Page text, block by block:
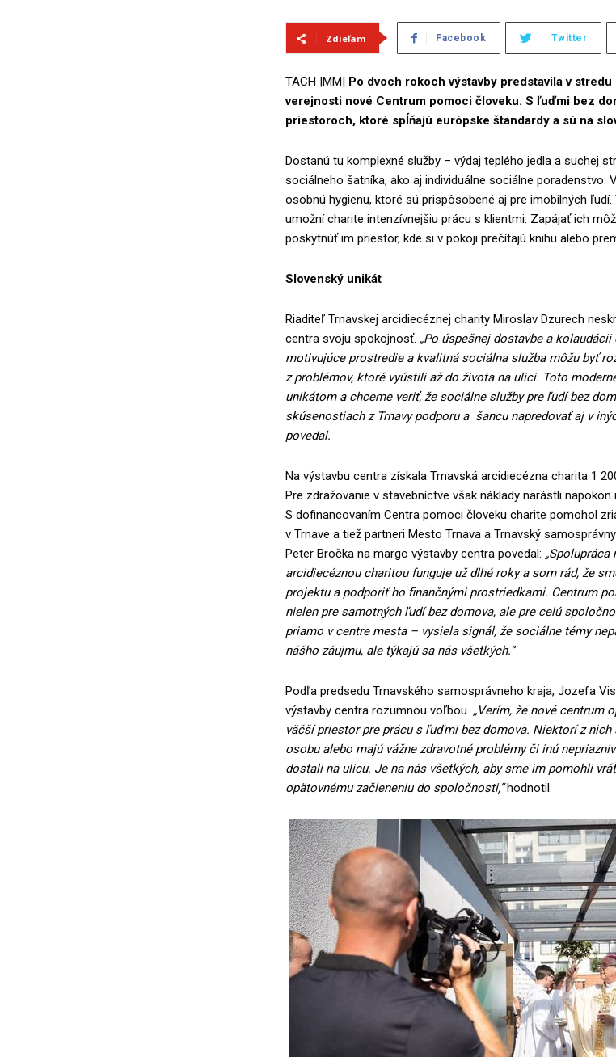
Zdieľam Facebook Twitter
TACH |MM| Po dvoch rokoch výstavby predstavila v
verejnosti nové Centrum pomoci človeku. S ľuďmi bez
priestoroch, ktoré spĺňajú európske štandardy a sú na
Dostanú tu komplexné služby – výdaj teplého jedla a suchej
sociálneho šatníka, ako aj individuálne sociálne poradenstvo.
osobnú hygienu, ktoré sú prispôsobené aj pre imobilných
umožní charite intenzívnejšiu prácu s klientmi. Zapájať ich
poskytnúť im priestor, kde si v pokoji prečítajú knihu alebo
Slovenský unikát
Riaditeľ Trnavskej arcidiecéznej charity Miroslav Dzurech
centra svoju spokojnosť. „Po úspešnej dostavbe a
motivujúce prostredie a kvalitná sociálna služba môžu byť
z problémov, ktoré vyústili až do života na ulici. Toto
unikátom a chceme veriť, že sociálne služby pre ľudí bez
skúsenostiach z Trnavy podporu a šancu napredovať aj v
povedal.
Na výstavbu centra získala Trnavská arcidiecézna charita 1
Pre zdražovanie v stavebníctve však náklady narástli napokon
S dofinancovaním Centra pomoci človeku charite pomohol
v Trnave a tiež partneri Mesto Trnava a Trnavský
Peter Bročka na margo výstavby centra povedal:
arcidiecéznou charitou funguje už dlhé roky a som rád, že
projektu a podporiť ho finančnými prostriedkami. Centrum
nielen pre samotných ľudí bez domova, ale pre celú
priamo v centre mesta – vysiela signál, že sociálne témy
nášho záujmu, ale týkajú sa nás všetkých.“
Podľa predsedu Trnavského samosprávneho kraja, Jozefa
výstavby centra rozumnou voľbou. „Verím, že nové centrum
väčší priestor pre prácu s ľuďmi bez domova. Niektorí z
osobu alebo majú vážne zdravotné problémy či inú
dostali na ulicu. Je na nás všetkých, aby sme im pomohli
opätovnému začleneniu do spoločnosti,“hodnotil.